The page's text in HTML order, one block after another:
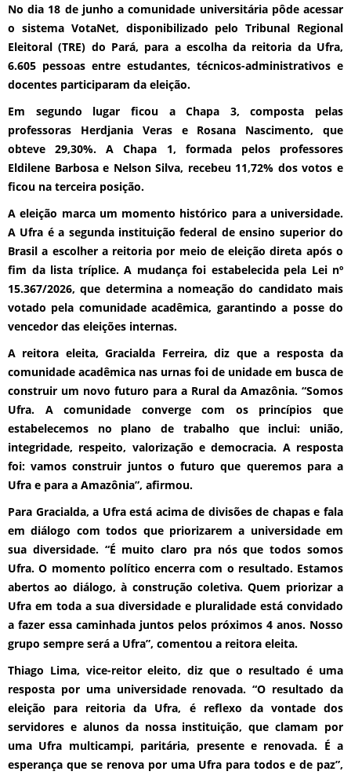
No dia 18 de junho a comunidade universitária pôde acessar
o sistema VotaNet, disponibilizado pelo Tribunal Regional
Eleitoral (TRE) do Pará, para a escolha da reitoria da Ufra,
6.605 pessoas entre estudantes, técnicos-administrativos e
docentes participaram da eleição.
Em segundo lugar ficou a Chapa 3, composta pelas
professoras Herdjania Veras e Rosana Nascimento, que
obteve 29,30%. A Chapa 1, formada pelos professores
Eldilene Barbosa e Nelson Silva, recebeu 11,72% dos votos e
ficou na terceira posição.
A eleição marca um momento histórico para a universidade.
A Ufra é a segunda instituição federal de ensino superior do
Brasil a escolher a reitoria por meio de eleição direta após o
fim da lista tríplice. A mudança foi estabelecida pela Lei nº
15.367/2026, que determina a nomeação do candidato mais
votado pela comunidade acadêmica, garantindo a posse do
vencedor das eleições internas.
A reitora eleita, Gracialda Ferreira, diz que a resposta da
comunidade acadêmica nas urnas foi de unidade em busca de
construir um novo futuro para a Rural da Amazônia. “Somos
Ufra. A comunidade converge com os princípios que
estabelecemos no plano de trabalho que inclui: união,
integridade, respeito, valorização e democracia. A resposta
foi: vamos construir juntos o futuro que queremos para a
Ufra e para a Amazônia”, afirmou.
Para Gracialda, a Ufra está acima de divisões de chapas e fala
em diálogo com todos que priorizarem a universidade em
sua diversidade. “É muito claro pra nós que todos somos
Ufra. O momento político encerra com o resultado. Estamos
abertos ao diálogo, à construção coletiva. Quem priorizar a
Ufra em toda a sua diversidade e pluralidade está convidado
a fazer essa caminhada juntos pelos próximos 4 anos. Nosso
grupo sempre será a Ufra”, comentou a reitora eleita.
Thiago Lima, vice-reitor eleito, diz que o resultado é uma
resposta por uma universidade renovada. “O resultado da
eleição para reitoria da Ufra, é reflexo da vontade dos
servidores e alunos da nossa instituição, que clamam por
uma Ufra multicampi, paritária, presente e renovada. É a
esperança que se renova por uma Ufra para todos e de paz”,